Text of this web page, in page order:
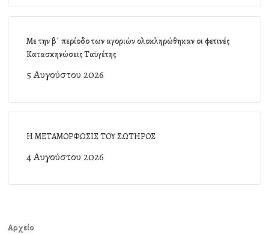
Με την β΄ περίοδο των αγοριών ολοκληρώθηκαν οι φετινές
Κατασκηνώσεις Ταϋγέτης
5 Αυγούστου 2026
Η ΜΕΤΑΜΟΡΦΩΣΙΣ ΤΟΥ ΣΩΤΗΡΟΣ
4 Αυγούστου 2026
Αρχείο